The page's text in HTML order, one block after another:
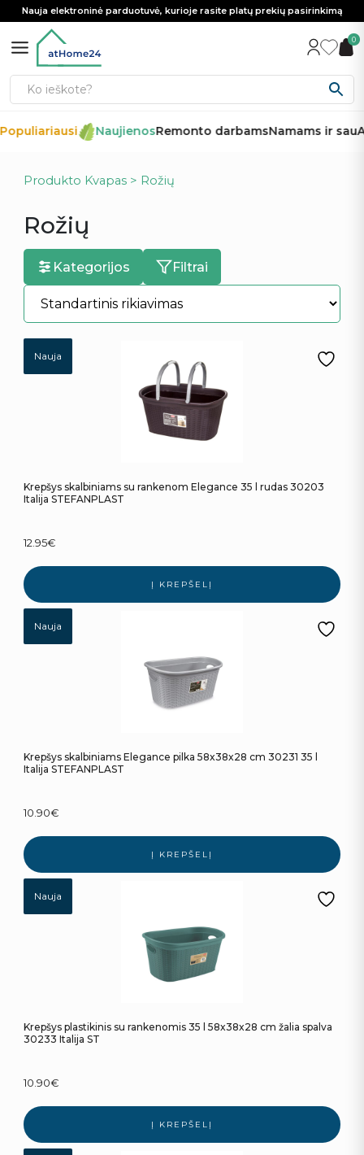
Nauja elektroninė parduotuvė, kurioje rasite platų prekių pasirinkimą
0
NaujienosRemonto darbamsNamams ir sau
Produkto Kvapas > Rožių
Rožių
Kategorijos Filtrai
Nauja
Krepšys skalbiniams su rankenom Elegance 35 l rudas 30203
Italija STEFANPLAST
12.95€
Į KREPŠELĮ
Nauja
Krepšys skalbiniams Elegance pilka 58x38x28 cm 30231 35 l
Italija STEFANPLAST
10.90€
Į KREPŠELĮ
Nauja
Krepšys plastikinis su rankenomis 35 l 58x38x28 cm žalia spalva
30233 Italija ST
10.90€
Į KREPŠELĮ